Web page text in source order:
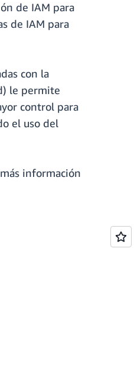
de IAM para
de IAM para
con la
le permite
control para
el uso del
información